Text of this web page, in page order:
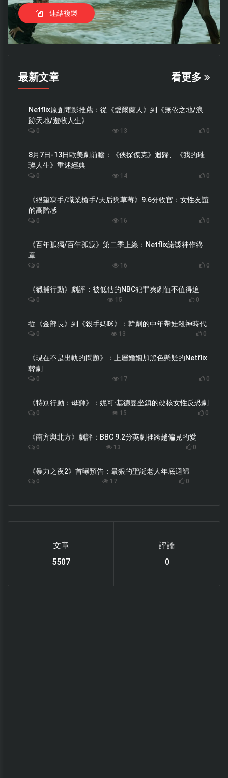
連結複製
最新文章 看更多
Netflix原創電影推薦：從《愛爾蘭人》到《無依之地/浪
跡天地/遊牧人生》
0 13 0
8月7日-13日歐美劇前瞻：《俠探傑克》迴歸、《我的璀
璨人生》重述經典
0 14 0
《絕望寫手/職業槍手/天后與草莓》9.6分收官：女性友誼
的高階感
0 16 0
《百年孤獨/百年孤寂》第二季上線：Netflix諾獎神作終
章
0 16 0
《獵捕行動》劇評：被低估的NBC犯罪爽劇值不值得追
0 15 0
從《金部長》到《殺手媽咪》：韓劇的中年帶娃殺神時代
0 13 0
《現在不是出軌的問題》：上層婚姻加黑色懸疑的Netflix
韓劇
0 17 0
《特別行動：母獅》：妮可·基德曼坐鎮的硬核女性反恐劇
0 15 0
《南方與北方》劇評：BBC 9.2分英劇裡跨越偏見的愛
0 13 0
《暴力之夜2》首曝預告：最狠的聖誕老人年底迴歸
0 17 0
文章
6119
評論
0